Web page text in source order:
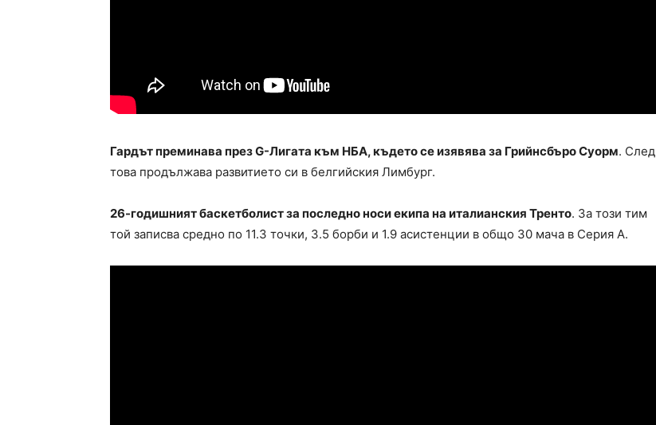
Гардът преминава през G-Лигата към НБА, където се изявява за Грийнсбъро Суорм. След
това продължава развитието си в белгийския Лимбург.
26-годишният баскетболист за последно носи екипа на италианския Тренто. За този тим
той записва средно по 11.3 точки, 3.5 борби и 1.9 асистенции в общо 30 мача в Серия А.